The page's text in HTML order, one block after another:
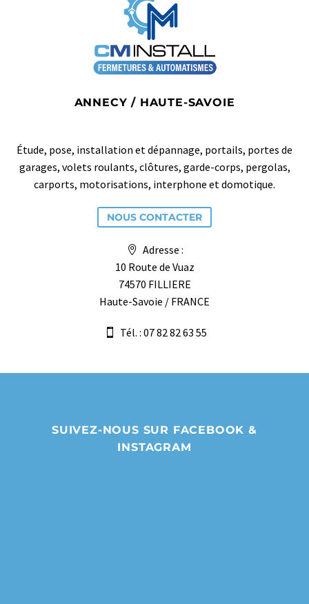
ANNECY / HAUTE-SAVOIE
Étude, pose, installation et dépannage, portails, portes de
garages, volets roulants, clôtures, garde-corps, pergolas,
carports, motorisations, interphone et domotique.
NOUS CONTACTER
Adresse :
10 Route de Vuaz
74570 FILLIERE
Haute-Savoie / FRANCE
Tél. : 07 82 82 63 55
SUIVEZ-NOUS SUR FACEBOOK &
INSTAGRAM